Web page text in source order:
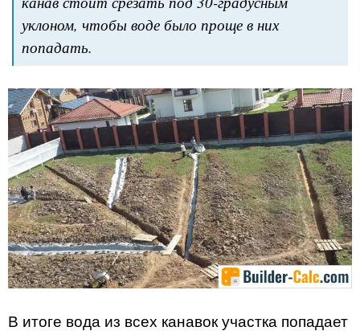
уклоном, чтобы воде было проще в них
попадать.
В итоге вода из всех канавок участка попадает